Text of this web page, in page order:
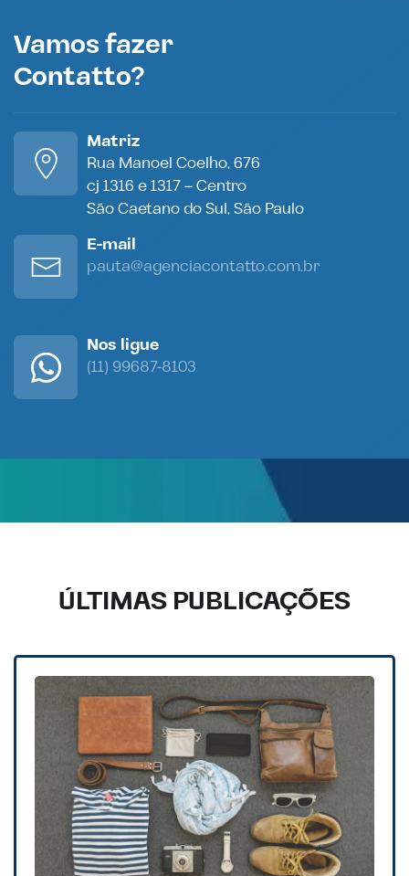
Vamos fazer
Contatto?
Matriz
Rua Manoel Coelho, 676
cj 1316 e 1317 – Centro
São Caetano do Sul, São Paulo
E-mail
pauta@agenciacontatto.com.br
Nos ligue
(11) 99687-8103
ÚLTIMAS PUBLICAÇÕES